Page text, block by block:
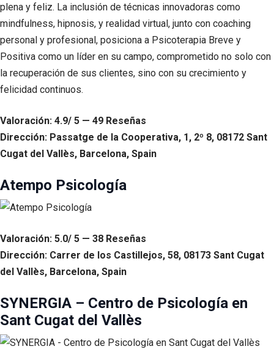
plena y feliz. La inclusión de técnicas innovadoras como
mindfulness, hipnosis, y realidad virtual, junto con coaching
personal y profesional, posiciona a Psicoterapia Breve y
Positiva como un líder en su campo, comprometido no solo con
la recuperación de sus clientes, sino con su crecimiento y
felicidad continuos.
Valoración: 4.9/ 5 — 49 Reseñas
Dirección: Passatge de la Cooperativa, 1, 2º 8, 08172 Sant
Cugat del Vallès, Barcelona, Spain
Atempo Psicología
Valoración: 5.0/ 5 — 38 Reseñas
Dirección: Carrer de los Castillejos, 58, 08173 Sant Cugat
del Vallès, Barcelona, Spain
SYNERGIA – Centro de Psicología en
Sant Cugat del Vallès